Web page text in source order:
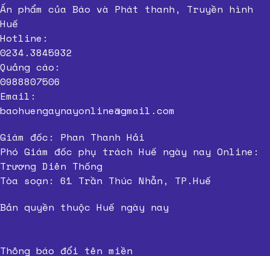
Ấn phẩm của Báo và Phát thanh, Truyền hình
Huế
Hotline:
0234.3845932
Quảng cáo:
0988807506
Email:
baohuengaynayonline@gmail.com
Giám đốc: Phan Thanh Hải
Phó Giám đốc phụ trách Huế ngày nay Online:
Trương Diên Thống
Tòa soạn: 61 Trần Thúc Nhẫn, TP.Huế
Bản quyền thuộc Huế ngày nay
Thông báo đổi tên miền